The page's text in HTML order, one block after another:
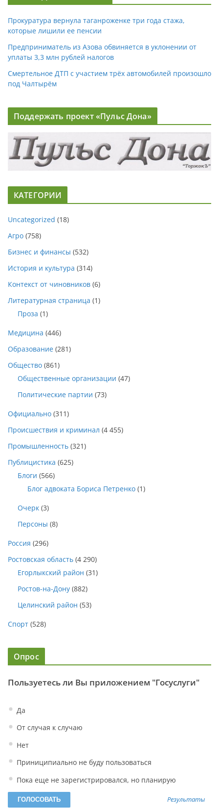
Прокуратура вернула таганроженке три года стажа,
которые лишили ее пенсии
Предприниматель из Азова обвиняется в уклонении от
уплаты 3,3 млн рублей налогов
Смертельное ДТП с участием трёх автомобилей произошло
под Чалтырём
Поддержать проект «Пульс Дона»
КАТЕГОРИИ
Uncategorized (18)
Агро (758)
Бизнес и финансы (532)
История и культура (314)
Контекст от чиновников (6)
Литературная страница (1)
Проза (1)
Медицина (446)
Образование (281)
Общество (861)
Общественные организации (47)
Политические партии (73)
Официально (311)
Происшествия и криминал (4 455)
Промышленность (321)
Публицистика (625)
Блоги (566)
Блог адвоката Бориса Петренко (1)
Очерк (3)
Персоны (8)
Россия (296)
Ростовская область (4 290)
Егорлыкский район (31)
Ростов-на-Дону (882)
Целинский район (53)
Спорт (528)
Опрос
Пользуетесь ли Вы приложением "Госуслуги"
Да
От случая к случаю
Нет
Приниципиально не буду пользоваться
Пока еще не зарегистрировался, но планирую
Результаты